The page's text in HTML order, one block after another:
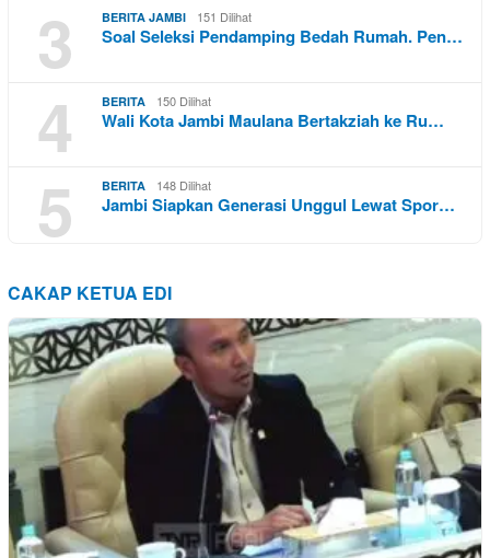
3
BERITA JAMBI 151 Dilihat
Soal Seleksi Pendamping Bedah Rumah. Pen…
4 BERITA 150 Dilihat
Wali Kota Jambi Maulana Bertakziah ke Ru…
5 BERITA 148 Dilihat
Jambi Siapkan Generasi Unggul Lewat Spor…
CAKAP KETUA EDI